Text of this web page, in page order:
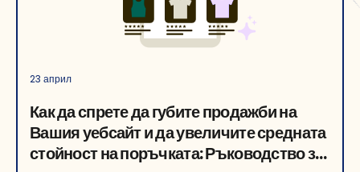
23 април
Как да спрете да губите продажби на
Вашия уебсайт и да увеличите средната
стойност на поръчката: Ръководство за